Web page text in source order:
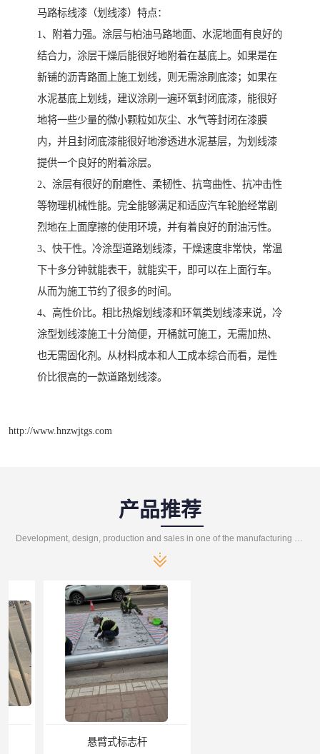
马路标线漆（划线漆）特点：
1、附着力强。涂层与柏油马路地面、水泥地面有良好的
结合力，涂层干燥后能很好地附着在基底上。如果是在
新铺的沥青路面上施工划线，则无需涂刷底漆；如果在
水泥基底上划线，建议涂刷一遍环氧封闭底漆，能很好
地将一些少量的微小颗粒如灰尘、水气等封闭在漆膜
内，并且封闭底漆能很好地渗透进水泥基层，为划线漆
提供一个良好的附着涂层。
2、涂层有很好的耐磨性、柔韧性、抗弯曲性、抗冲击性
等物理机械性能。完全能够满足和适应汽车轮胎经常剧
烈地在上面摩擦的使用环境，并有着良好的耐油污性。
3、快干性。冷涂型道路划线漆，干燥速度非常快，常温
下十多分钟就能表干，就能实干，即可以在上面行车。
从而为施工节约了很多的时间。
4、高性价比。相比热熔划线漆和环氧类划线漆来说，冷
涂型划线漆施工十分简便，开桶就可施工，无需加热、
也无需固化剂。从材料成本和人工成本综合而看，是性
价比很高的一款道路划线漆。
http://www.hnzwjtgs.com
产品推荐
悬臂式标志杆